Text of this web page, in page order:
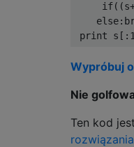
if((s
else:
print s [: 1
Wypróbuj
Nie
Ten kod
rozwiązania